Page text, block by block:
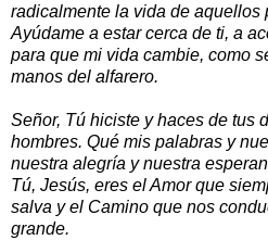
radicalmente la vida de aquellos
Ayúdame a estar cerca de ti, a
para que mi vida cambie, como
manos del alfarero.
Señor, Tú hiciste y haces de tus
hombres. Qué mis palabras y
nuestra alegría y nuestra
Tú, Jesús, eres el Amor que
salva y el Camino que nos
grande.